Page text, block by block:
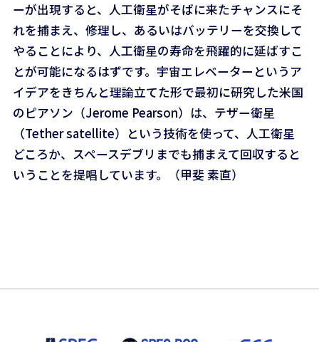
ーが出現すると、人工衛星がそばに来たチャンスにそ
れを捕まえ、修理し、あるいはバッテリーを交換して
やることにより、人工衛星の寿命を飛躍的に延ばすこ
とが可能になるはずです。宇宙エレベーターというア
イデアをきちんと理論立てた形で最初に研究した米国
のピアソン（Jerome Pearson）は、テザー衛星
（Tether satellite）という技術を使って、人工衛星
どころか、スペースデブリまでも捕まえて回収すると
いうことを提唱しています。（甲斐 素直）